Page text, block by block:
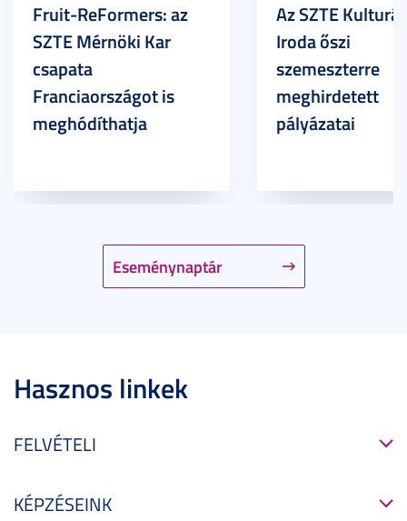
Eseménynaptár
Fruit-ReFormers: az
SZTE Mérnöki Kar
csapata
Franciaországot is
meghódíthatja
Az SZTE
Iroda őszi
szemeszterre
meghirdetett
pályázatai
Hasznos linkek
FELVÉTELI
KÉPZÉSEINK